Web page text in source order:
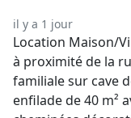
il y a 1 jour
Location Maison/
à proximité de la
familiale sur cave
enfilade de 40 m²